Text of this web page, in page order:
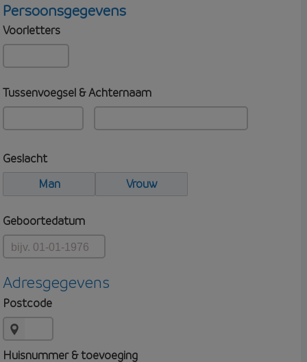
Persoonsgegevens
Voorletters
Tussenvoegsel & Achternaam
Geslacht
Man
Vrouw
Geboortedatum
Adresgegevens
Postcode
Huisnummer & toevoeging